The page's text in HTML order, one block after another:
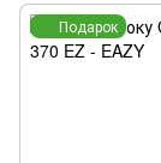
Подарок